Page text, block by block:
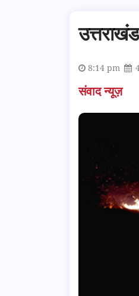
8:14 pm
संवाद न्यूज़